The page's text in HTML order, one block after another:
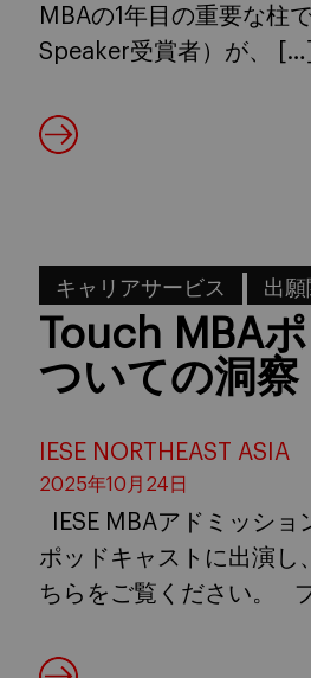
MBAの1年目の重要な柱
Speaker受賞者）が、 […]
キャリアサービス 出願
Touch MBA
ついての洞察
IESE NORTHEAST ASIA
2025年10月24日
IESE MBAアドミッシ
ポッドキャストに出演し
ちらをご覧ください。